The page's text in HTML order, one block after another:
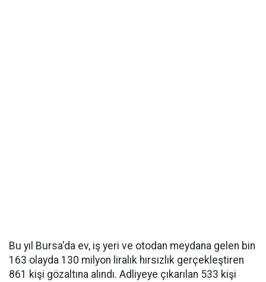
Bu yıl Bursa'da ev, iş yeri ve otodan meydana gelen bin
163 olayda 130 milyon liralık hırsızlık gerçekleştiren
861 kişi gözaltına alındı. Adliyeye çıkarılan 533 kişi